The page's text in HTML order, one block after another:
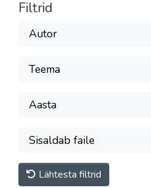
Filtrid
Autor
Teema
Aasta
Sisaldab faile
Lähtesta filtrid